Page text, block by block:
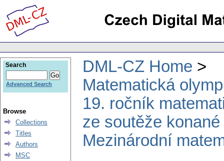
DML-CZ Home
Matematická
19. ročník
ze soutěže
Mezinárodní
Search
Advanced Search
Browse
Collections
Titles
Authors
MSC